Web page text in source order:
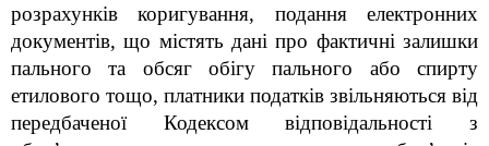
розрахунків коригування, подання електронних
документів, що містять дані про фактичні залишки
пального та обсяг обігу пального або спирту
етилового тощо, платники податків звільняються від
передбаченої Кодексом відповідальності з